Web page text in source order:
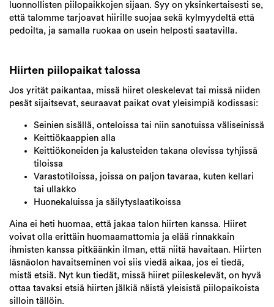
luonnollisten piilopaikkojen sijaan. Syy on yksinkertaisesti se,
että talomme tarjoavat hiirille suojaa sekä kylmyydeltä että
pedoilta, ja samalla ruokaa on usein helposti saatavilla.
Hiirten piilopaikat talossa
Jos yrität paikantaa, missä hiiret oleskelevat tai missä niiden
pesät sijaitsevat, seuraavat paikat ovat yleisimpiä kodissasi:
Seinien sisällä, onteloissa tai niin sanotuissa väliseinissä
Keittiökaappien alla
Keittiökoneiden ja kalusteiden takana olevissa tyhjissä
tiloissa
Varastotiloissa, joissa on paljon tavaraa, kuten kellari
tai ullakko
Huonekaluissa ja säilytyslaatikoissa
Aina ei heti huomaa, että jakaa talon hiirten kanssa. Hiiret
voivat olla erittäin huomaamattomia ja elää rinnakkain
ihmisten kanssa pitkäänkin ilman, että niitä havaitaan. Hiirten
läsnäolon havaitseminen voi siis viedä aikaa, jos ei tiedä,
mistä etsiä. Nyt kun tiedät, missä hiiret piileskelevät, on hyvä
ottaa tavaksi etsiä hiirten jälkiä näistä yleisistä piilopaikoista
silloin tällöin.